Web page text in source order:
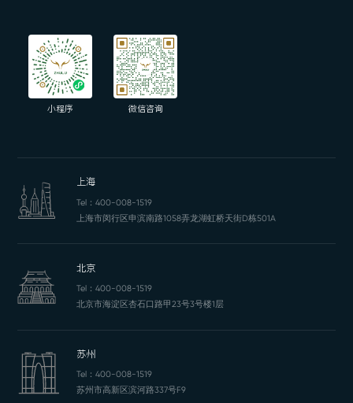
小程序 微信咨询
上海
Tel： 400-008-1519
上海市闵行区申滨南路1058弄龙湖虹桥天街D栋501A
北京
Tel： 400-008-1519
北京市海淀区杏石口路甲23号3号楼1层
苏州
Tel： 400-008-1519
苏州市高新区滨河路337号F9